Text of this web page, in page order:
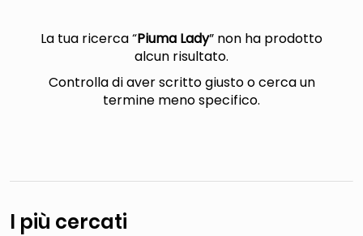
pattumiera raccolta differenziata
elenco telefonico
La tua ricerca “Piuma Lady” non ha prodotto
alcun risultato.
Controlla di aver scritto giusto o cerca un
termine meno specifico.
I più cercati